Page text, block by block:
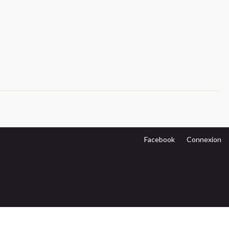
Facebook Connexion